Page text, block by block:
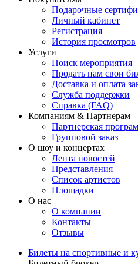
Подарочные
Личный кабинет
Регистрация
История просмотров
Услуги
Поиск мероприятия
Продать нам свои
Доставка и оплата
Служба поддержки
Справка (FAQ)
Компаниям & Партнерам
Партнерская
Групповой заказ
О шоу и концертах
Лента новостей
Представления
Список артистов
Площадки
О нас
О компании
Контакты
Отзывы
Билеты на спортивные и